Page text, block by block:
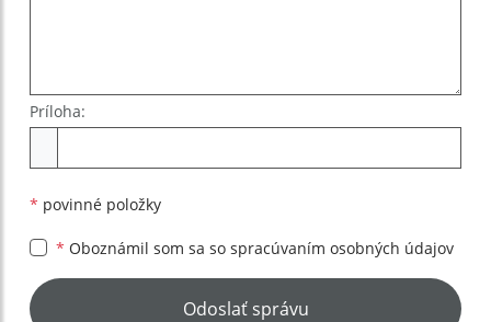
Príloha:
* povinné položky
* Oboznámil som sa so spracúvaním osobných údajov
Google reCaptcha Response
Odoslať správu